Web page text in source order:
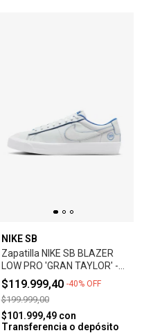
NIKE SB
Zapatilla NIKE SB BLAZER
LOW PRO 'GRAN TAYLOR' -
SUMMIT WHITE
$119.999,40 -40% OFF
$199.999,00
$101.999,49 con
Transferencia o depósito